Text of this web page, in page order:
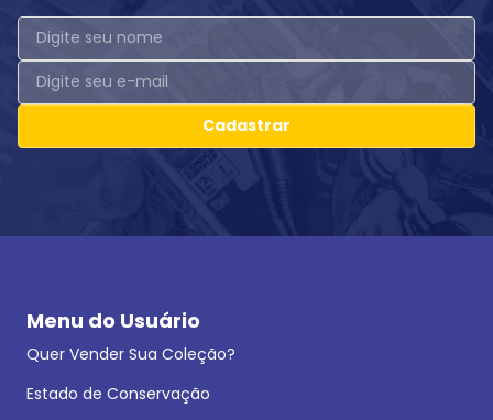
Cadastrar
Menu do Usuário
Quer Vender Sua Coleção?
Estado de Conservação